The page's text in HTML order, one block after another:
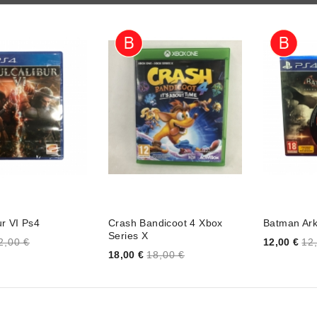
VI Ps4
€
Crash Bandicoot 4 Xbox
Series X
Price
18,00 € 18,00 €
Batman
Price
12,00 €